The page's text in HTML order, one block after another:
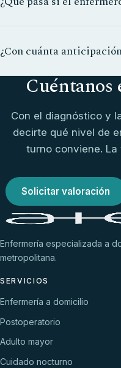
¿Con cuánta
Cuéntanos
Con el diagnóstico y
decirte qué nivel de
turno conviene.
Solicitar valoración
Enfermería especializada a
metropolitana.
SERVICIOS
Enfermería a domicilio
Postoperatorio
Adulto mayor
Cuidado nocturno